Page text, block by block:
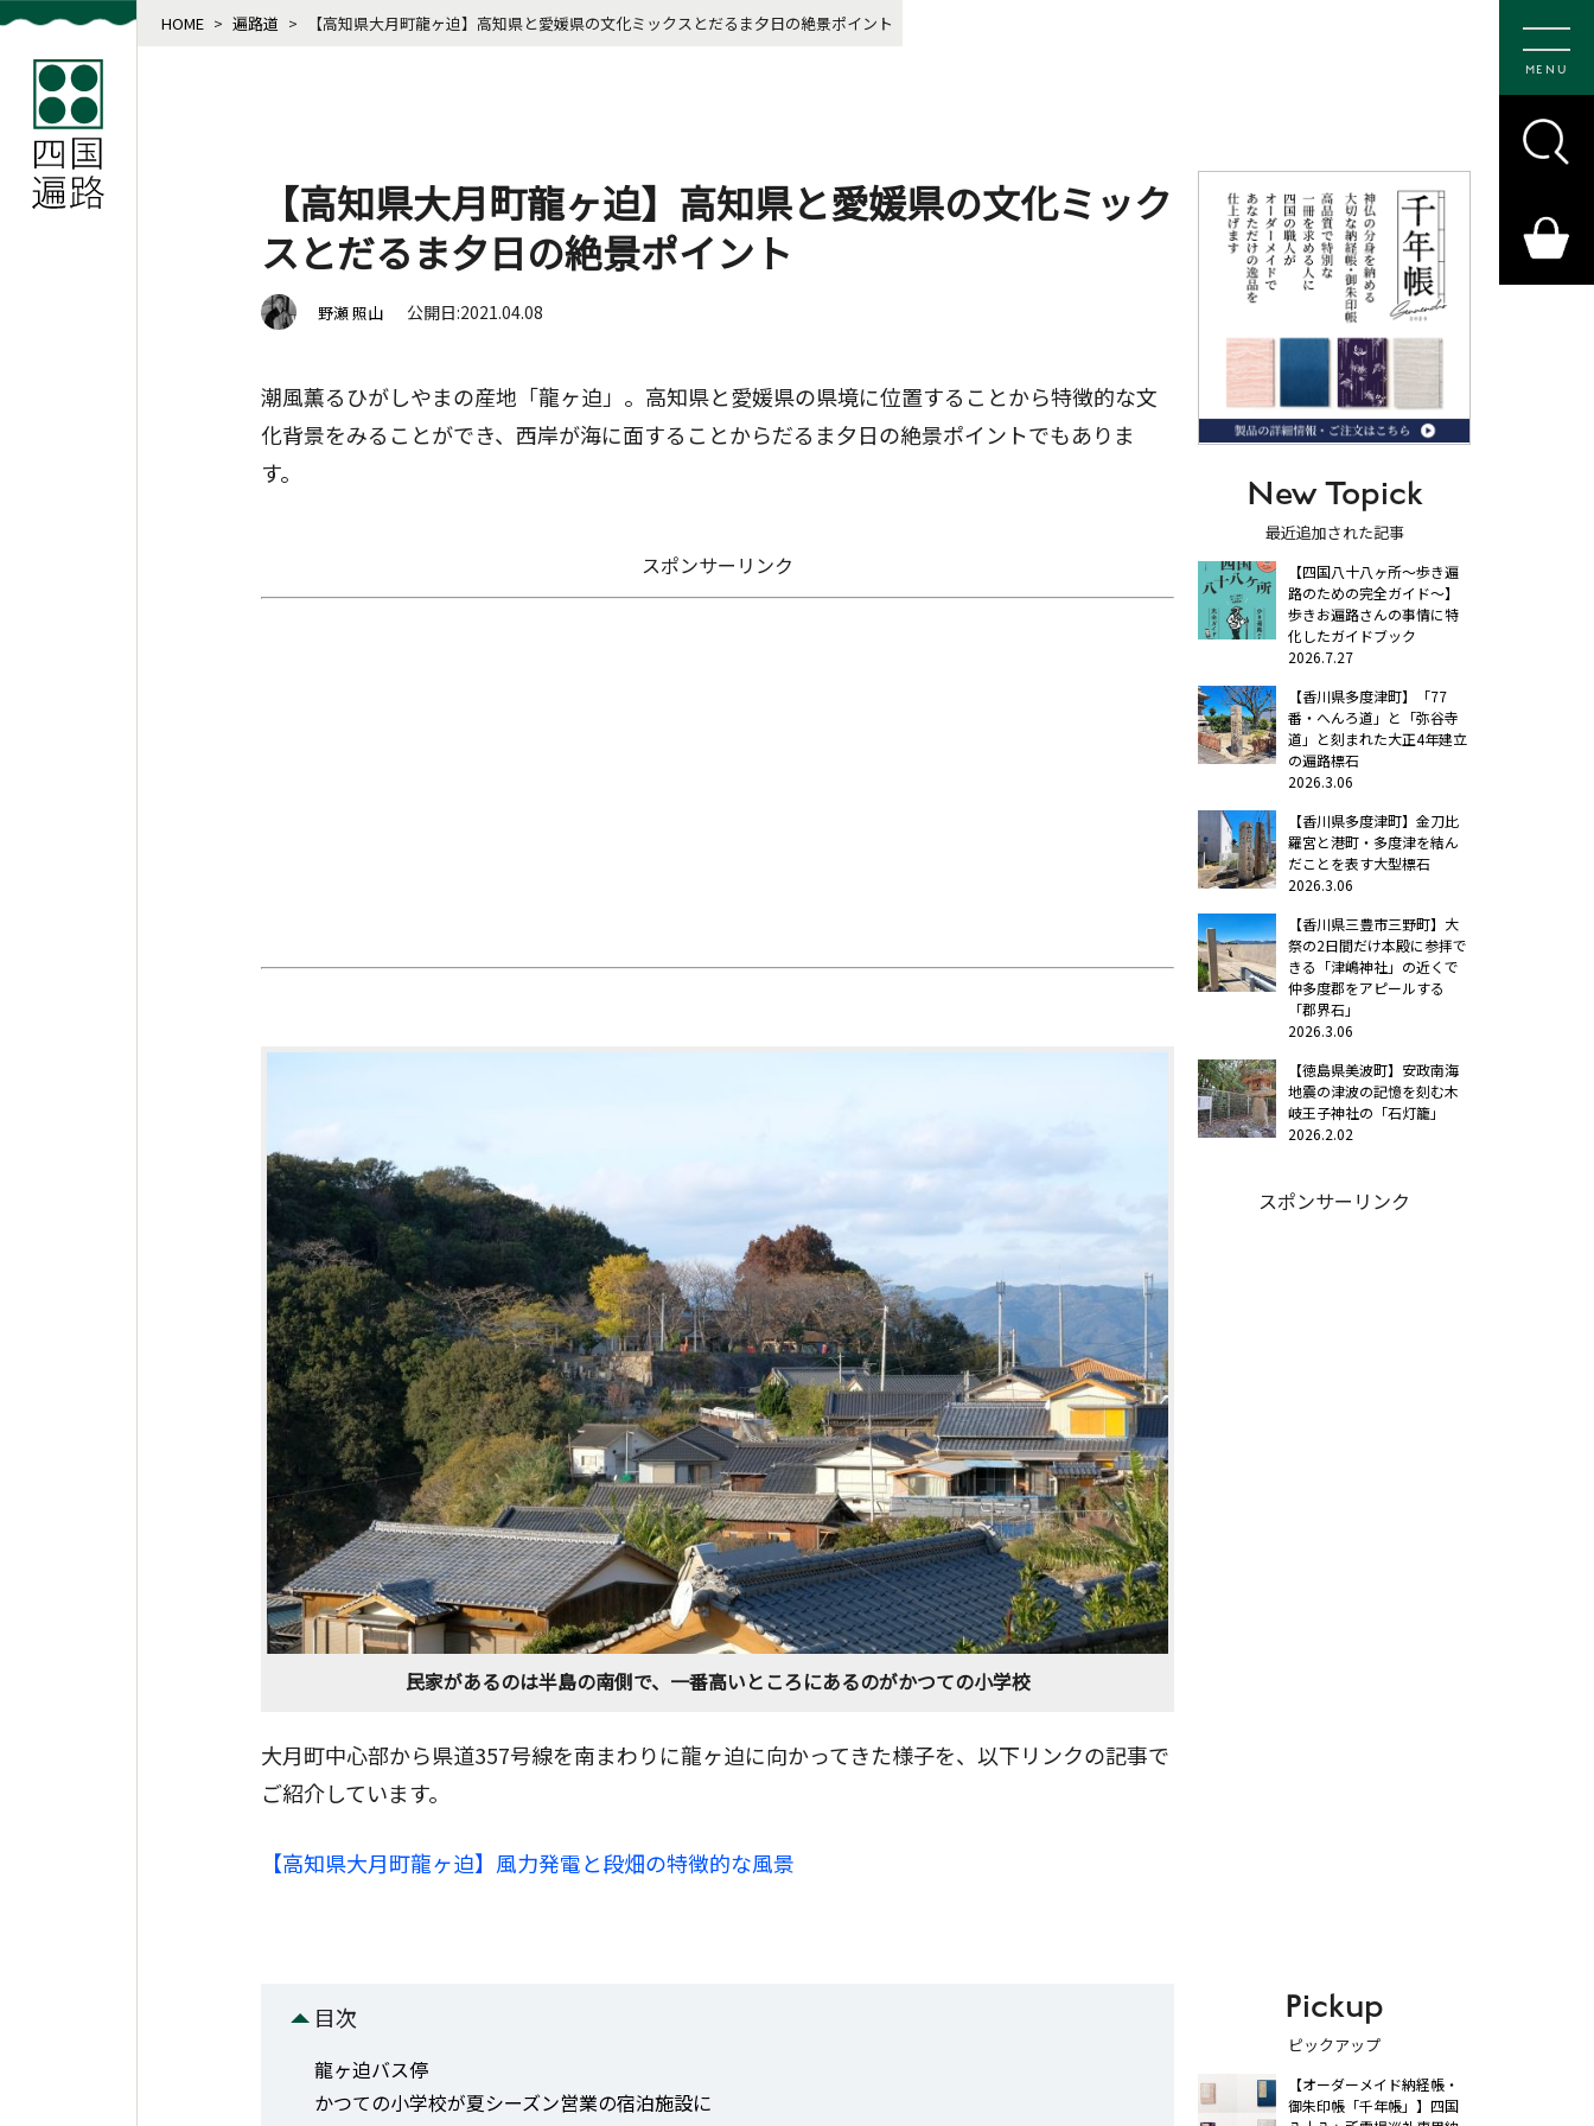
MENU
HOME > 遍路道 > 【高知県大月町龍ヶ迫】高知県と愛媛県の文化ミックスとだるま夕日の絶景ポイント
【高知県大月町龍ヶ迫】高知県と愛媛県の文化ミック
スとだるま夕日の絶景ポイント
野瀬 照山 公開日:2021.04.08
潮風薫るひがしやまの産地「龍ヶ迫」。高知県と愛媛県の県境に位置することから特徴的な文
化背景をみることができ、西岸が海に面することからだるま夕日の絶景ポイントでもありま
す。
スポンサーリンク
民家があるのは半島の南側で、一番高いところにあるのがかつての小学校
大月町中心部から県道357号線を南まわりに龍ヶ迫に向かってきた様子を、以下リンクの記事で
ご紹介しています。
【高知県大月町龍ヶ迫】風力発電と段畑の特徴的な風景
目次
龍ヶ迫バス停
かつての小学校が夏シーズン営業の宿泊施設に
New Topick
最近追加された記事
【四国八十八ヶ所～歩き遍
路のための完全ガイド～】
歩きお遍路さんの事情に特
化したガイドブック
2026.7.27
【香川県多度津町】「77
番・へんろ道」と「弥谷寺
道」と刻まれた大正4年建立
の遍路標石
2026.3.06
【香川県多度津町】金刀比
羅宮と港町・多度津を結ん
だことを表す大型標石
2026.3.06
【香川県三豊市三野町】大
祭の2日間だけ本殿に参拝で
きる「津嶋神社」の近くで
仲多度郡をアピールする
「郡界石」
2026.3.06
【徳島県美波町】安政南海
地震の津波の記憶を刻む木
岐王子神社の「石灯籠」
2026.2.02
スポンサーリンク
Pickup
ピックアップ
【オーダーメイド納経帳・
御朱印帳「千年帳」】四国